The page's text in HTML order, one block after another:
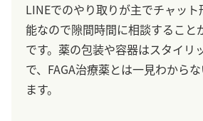
LINEでのやり取りが主でチャッ
能なので隙間時間に相談すること
です。薬の包装や容器はスタイリ
で、FAGA治療薬とは一見わから
ます。